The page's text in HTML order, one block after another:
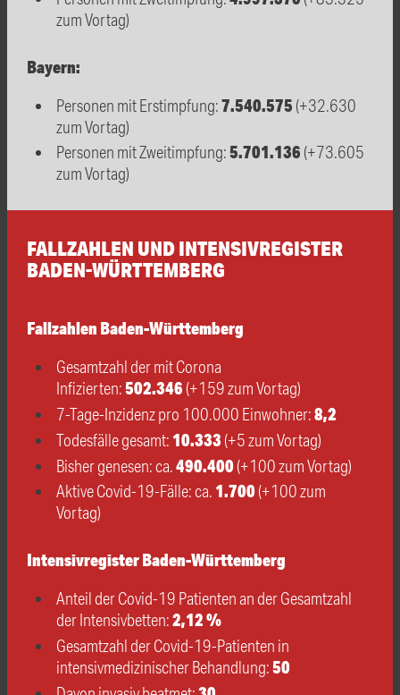
zum Vortag)
Bayern:
Personen mit Erstimpfung:7.540.575 (+32.630
zum Vortag)
Personen mit Zweitimpfung:5.701.136 (+73.605
zum Vortag)
FALLZAHLEN UND INTENSIVREGISTER
BADEN-WÜRTTEMBERG
Fallzahlen Baden-Württemberg
Gesamtzahl der mit Corona
Infizierten:502.346 (+159 zum Vortag)
7-Tage-Inzidenz pro 100.000 Einwohner:8,2
Todesfälle gesamt:10.333 (+5 zum Vortag)
Bisher genesen: ca.490.400(+100 zum Vortag)
Aktive Covid-19-Fälle: ca.1.700(+100 zum
Vortag)
Intensivregister Baden-Württemberg
Anteil der Covid-19 Patienten an der Gesamtzahl
der Intensivbetten:2,12 %
Gesamtzahl der Covid-19-Patienten in
intensivmedizinischer Behandlung:50